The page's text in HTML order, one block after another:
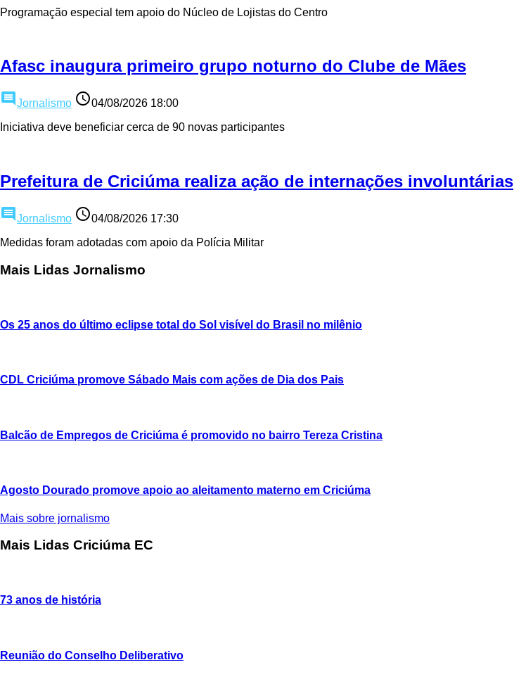
Programação especial tem apoio do Núcleo de Lojistas do Centro
Afasc inaugura primeiro grupo noturno do Clube de Mães
comment Jornalismo access_time04/08/2026 18:00
Iniciativa deve beneficiar cerca de 90 novas participantes
Prefeitura de Criciúma realiza ação de internações involuntárias
comment Jornalismo access_time04/08/2026 17:30
Medidas foram adotadas com apoio da Polícia Militar
Mais Lidas Jornalismo
Os 25 anos do último eclipse total do Sol visível do Brasil no milênio
CDL Criciúma promove Sábado Mais com ações de Dia dos Pais
Balcão de Empregos de Criciúma é promovido no bairro Tereza Cristina
Agosto Dourado promove apoio ao aleitamento materno em Criciúma
Mais sobre jornalismo
Mais Lidas Criciúma EC
73 anos de história
Reunião do Conselho Deliberativo